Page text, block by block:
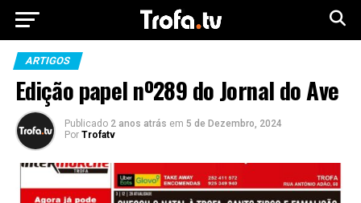
ARTIGOS
Edição papel nº289 do Jornal do Ave
Publicado 2 anos atrás em 5 de Dezembro, 2024
Por Trofatv